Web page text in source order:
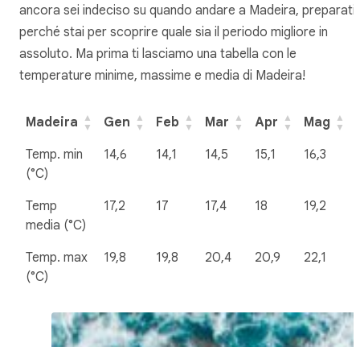
ancora sei indeciso su quando andare a Madeira, preparati
perché stai per scoprire quale sia il periodo migliore in
assoluto. Ma prima ti lasciamo una tabella con le
temperature minime, massime e media di Madeira!
Madeira Gen Feb Mar Apr Mag
Madeira
Gen Feb Mar Apr Mag
Temp. min
(°C)
14,6 14,1 14,5 15,1 16,3
Temp
media (°C)
17,2 17 17,4 18 19,2
Temp. max
(°C)
19,8 19,8 20,4 20,9 22,1